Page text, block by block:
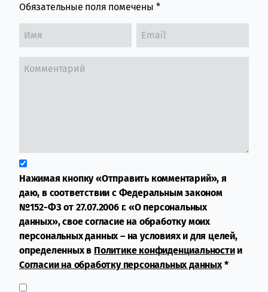
Обязательные поля помечены *
Нажимая кнопку «Отправить комментарий», я
даю, в соответствии с Федеральным законом
№152-ФЗ от 27.07.2006 г. «О персональных
данных», свое согласие на обработку моих
персональных данных – на условиях и для целей,
определенных в Политике конфиденциальностии
Согласии на обработку персональных данных*